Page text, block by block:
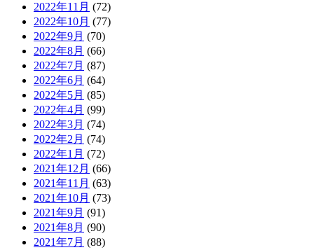
2022年11月 (72)
2022年10月 (77)
2022年9月 (70)
2022年8月 (66)
2022年7月 (87)
2022年6月 (64)
2022年5月 (85)
2022年4月 (99)
2022年3月 (74)
2022年2月 (74)
2022年1月 (72)
2021年12月 (66)
2021年11月 (63)
2021年10月 (73)
2021年9月 (91)
2021年8月 (90)
2021年7月 (88)